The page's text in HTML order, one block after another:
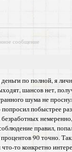
сообщение
по полной, я
шансов нет,
шума не
побыстрее
безработных
правил,
90 точно.
то конкретно